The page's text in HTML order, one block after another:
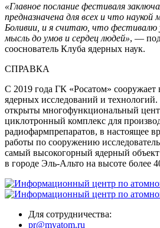
«Главное послание фестиваля
предназначена для всех и что
Боливии, и я считаю, что фестивалю
мысль до умов и сердец людей», —
сооснователь Клуба ядерных наук.
СПРАВКА
С 2019 года ГК «Росатом»
ядерных исследований и
открыты многофункциональный
циклотронный комплекс для
радиофармпрепаратов, в настоящее
работы по сооружению
самый высокогорный ядерный
в городе Эль-Альто на высоте более
Для сотрудничества:
pr@myatom.ru